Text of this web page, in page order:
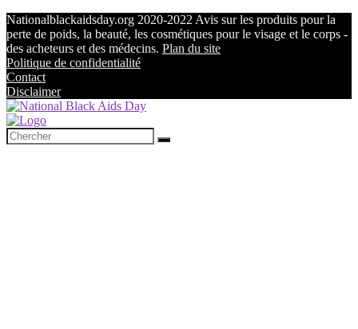
Nationalblackaidsday.org 2020-2022 Avis sur les produits pour la
perte de poids, la beauté, les cosmétiques pour le visage et le corps -
des acheteurs et des médecins. Plan du site
Politique de confidentialité
Contact
Disclaimer